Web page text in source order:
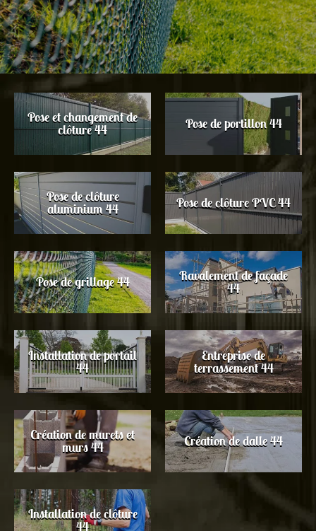
Pose et changement de
clôture 44 Pose de portillon 44
Pose de clôture
aluminium 44 Pose de clôture PVC 44
Pose de grillage 44 Ravalement de façade
44
Installation de portail
44
Entreprise de
terrassement 44
Création de murets et
murs 44 Création de dalle 44
Installation de clôture
44